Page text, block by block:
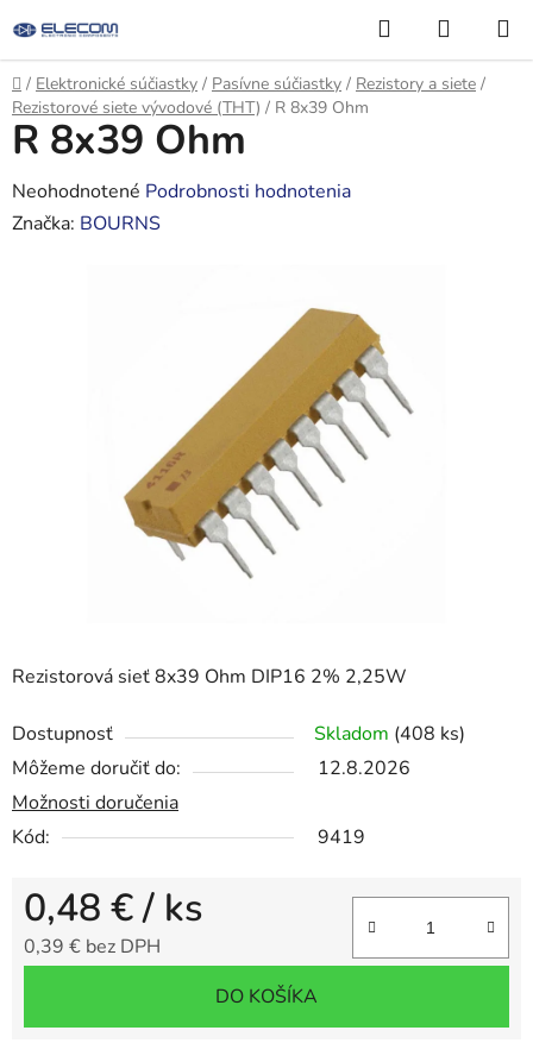
na
obsah
Hľadať
KOŠÍK
Domov
/ Elektronické súčiastky / Pasívne súčiastky / Rezistory a siete /
Rezistorové siete vývodové (THT) / R 8x39 Ohm
Rezistorová sieť 8x39 Ohm DIP16 2% 2,25W
Dostupnosť Skladom (408 ks)
Môžeme doručiť do:
12.8.2026
Možnosti doručenia
Kód:
9419
0,48 €/ ks
0,39 € bez DPH
DO KOŠÍKA
R 8x39 Ohm
Priemerné
hodnotenie
Neohodnotené Podrobnosti hodnotenia
Značka: BOURNS